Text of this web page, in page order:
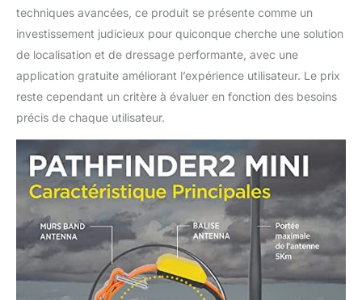
PATHFINDER2
disponible pour Apple
Watch Series 5 et au-
delà et Galaxy Watch 4
L'application de
d'accéder à vos colliers
GPS, votre boussole,
vos fonctions de
dressage et vos cartes,
fournissant ainsi des
informations de
localisation précises.
APPLICATION
GRATUITE, CARTES
GRATUITES : Aucun
techniques avancées, ce produit se présente comme un
investissement judicieux pour quiconque cherche une solution
de localisation et de dressage performante, avec une
application gratuite améliorant l’expérience utilisateur. Le prix
reste cependant un critère à évaluer en fonction des besoins
précis de chaque utilisateur.